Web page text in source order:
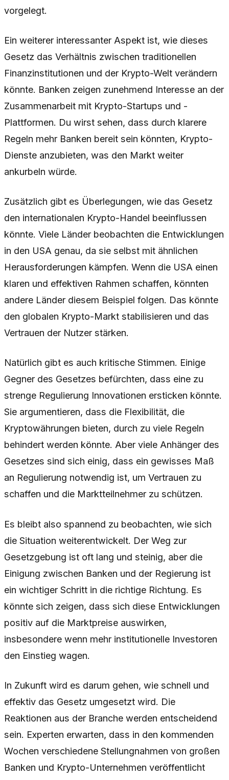
vorgelegt.
Ein weiterer interessanter Aspekt ist, wie dieses
Gesetz das Verhältnis zwischen traditionellen
Finanzinstitutionen und der Krypto-Welt verändern
könnte. Banken zeigen zunehmend Interesse an der
Zusammenarbeit mit Krypto-Startups und -
Plattformen. Du wirst sehen, dass durch klarere
Regeln mehr Banken bereit sein könnten, Krypto-
Dienste anzubieten, was den Markt weiter
ankurbeln würde.
Zusätzlich gibt es Überlegungen, wie das Gesetz
den internationalen Krypto-Handel beeinflussen
könnte. Viele Länder beobachten die Entwicklungen
in den USA genau, da sie selbst mit ähnlichen
Herausforderungen kämpfen. Wenn die USA einen
klaren und effektiven Rahmen schaffen, könnten
andere Länder diesem Beispiel folgen. Das könnte
den globalen Krypto-Markt stabilisieren und das
Vertrauen der Nutzer stärken.
Natürlich gibt es auch kritische Stimmen. Einige
Gegner des Gesetzes befürchten, dass eine zu
strenge Regulierung Innovationen ersticken könnte.
Sie argumentieren, dass die Flexibilität, die
Kryptowährungen bieten, durch zu viele Regeln
behindert werden könnte. Aber viele Anhänger des
Gesetzes sind sich einig, dass ein gewisses Maß
an Regulierung notwendig ist, um Vertrauen zu
schaffen und die Marktteilnehmer zu schützen.
Es bleibt also spannend zu beobachten, wie sich
die Situation weiterentwickelt. Der Weg zur
Gesetzgebung ist oft lang und steinig, aber die
Einigung zwischen Banken und der Regierung ist
ein wichtiger Schritt in die richtige Richtung. Es
könnte sich zeigen, dass sich diese Entwicklungen
positiv auf die Marktpreise auswirken,
insbesondere wenn mehr institutionelle Investoren
den Einstieg wagen.
In Zukunft wird es darum gehen, wie schnell und
effektiv das Gesetz umgesetzt wird. Die
Reaktionen aus der Branche werden entscheidend
sein. Experten erwarten, dass in den kommenden
Wochen verschiedene Stellungnahmen von großen
Banken und Krypto-Unternehmen veröffentlicht